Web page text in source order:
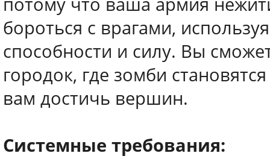
бороться с врагами,
способности и силу. Вы
городок, где зомби
вам достичь вершин.
Системные требования: